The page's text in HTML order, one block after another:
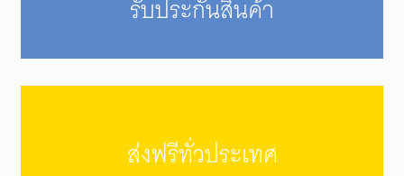
รับประกันสินค้า
ส่งฟรีทั่วประเทศ